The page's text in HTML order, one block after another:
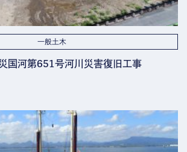
一般土木
河第651号河川災害復旧工事